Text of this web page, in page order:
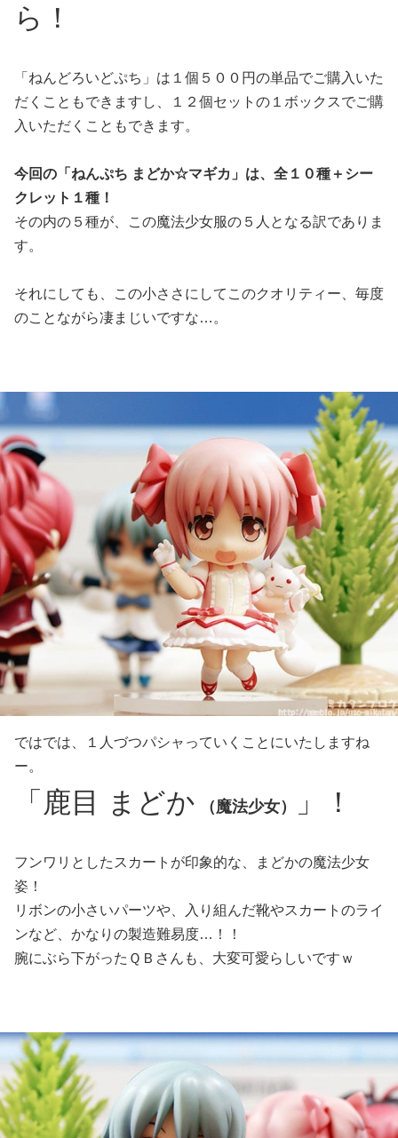
ら！
「ねんどろいどぷち」は１個５００円の単品でご購入いた
だくこともできますし、１２個セットの１ボックスでご購
入いただくこともできます。
今回の「ねんぷち まどか☆マギカ」は、全１０種＋シー
クレット１種！
その内の５種が、この魔法少女服の５人となる訳でありま
す。
それにしても、この小ささにしてこのクオリティー、毎度
のことながら凄まじいですな…。
ではでは、１人づつパシャっていくことにいたしますね
ー。
「鹿目 まどか （魔法少女） 」！
フンワリとしたスカートが印象的な、まどかの魔法少女
姿！
リボンの小さいパーツや、入り組んだ靴やスカートのライ
ンなど、かなりの製造難易度…！！
腕にぶら下がったＱＢさんも、大変可愛らしいですｗ